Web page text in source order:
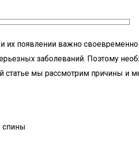
появлении важно
заболеваний. Поэтому
статье мы рассмотрим причины и